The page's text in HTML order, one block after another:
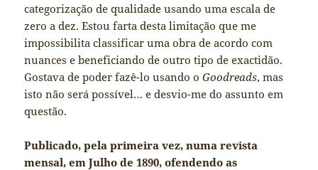
categorização de qualidade usando uma escala de
zero a dez. Estou farta desta limitação que me
impossibilita classificar uma obra de acordo com
nuances e beneficiando de outro tipo de exactidão.
Gostava de poder fazê-lo usando oGoodreads, mas
isto não será possível… e desvio-me do assunto em
questão.
Publicado, pela primeira vez, numa revista
mensal, em Julho de 1890, ofendendo as